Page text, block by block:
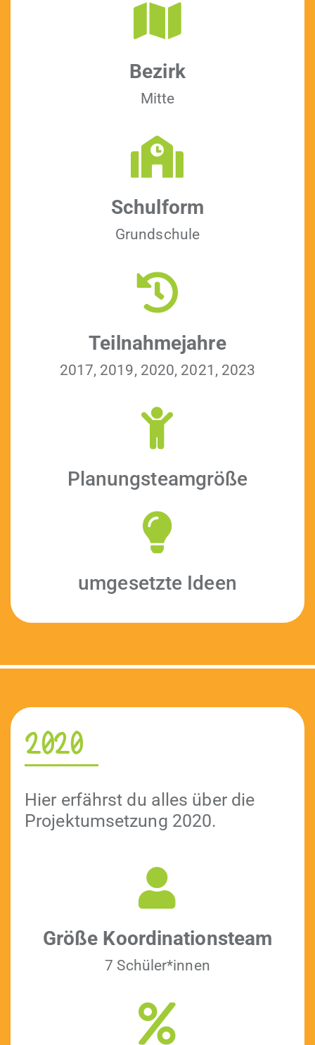
Bezirk
Mitte
Schul­form
Grund­schule
Teil­nah­me­jahre
2017, 2019, 2020, 2021, 2023
Pla­nung­steam­größe
umge­set­zte Ideen
2020
Hier erfährst du alles über die
Pro­jek­tum­set­zung 2020.
Größe Koor­di­na­tion­steam
7 Schüler*innen